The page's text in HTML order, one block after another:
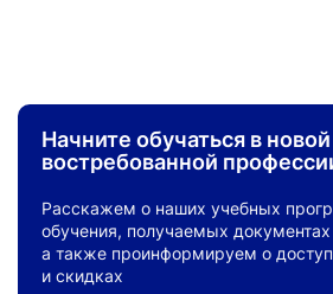
Начните обучаться в новой
востребованной
Расскажем о наших учебных
обучения, получаемых
а также проинформируем о
и скидках